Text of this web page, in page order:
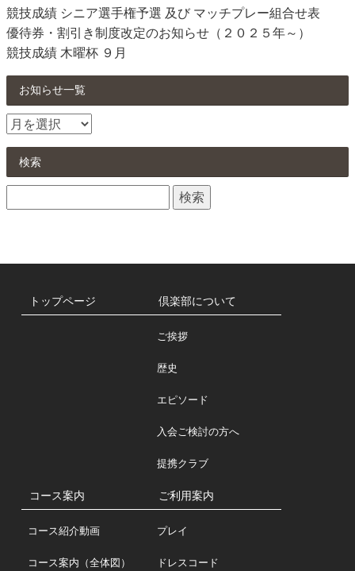
競技成績 シニア選手権予選 及び マッチプレー組合せ表
優待券・割引き制度改定のお知らせ（２０２５年～）
競技成績 木曜杯 ９月
お知らせ一覧
お
せ
検索
索:
トップページ 倶楽部について
ご挨拶
歴史
エピソード
入会ご検討の方へ
提携クラブ
コース案内
コース紹介動画
コース案内（全体図）
ご利用案内
プレイ
ドレスコード